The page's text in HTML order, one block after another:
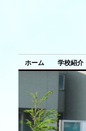
ホーム 学校紹介